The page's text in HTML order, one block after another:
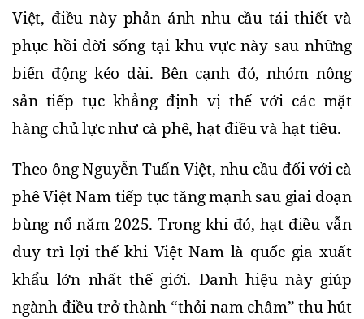
Việt, điều này phản ánh nhu cầu tái thiết và
phục hồi đời sống tại khu vực này sau những
biến động kéo dài. Bên cạnh đó, nhóm nông
sản tiếp tục khẳng định vị thế với các mặt
hàng chủ lực như cà phê, hạt điều và hạt tiêu.
Theo ông Nguyễn Tuấn Việt, nhu cầu đối với cà
phê Việt Nam tiếp tục tăng mạnh sau giai đoạn
bùng nổ năm 2025. Trong khi đó, hạt điều vẫn
duy trì lợi thế khi Việt Nam là quốc gia xuất
khẩu lớn nhất thế giới. Danh hiệu này giúp
ngành điều trở thành “thỏi nam châm” thu hút